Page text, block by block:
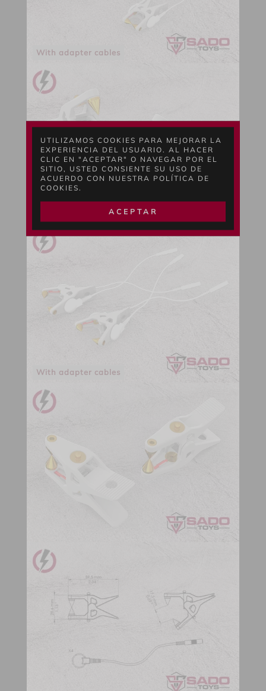
With adapter cables
With adapter cables
UTILIZAMOS COOKIES PARA MEJORAR LA
EXPERIENCIA DEL USUARIO. AL HACER
CLIC EN "ACEPTAR" O NAVEGAR POR EL
SITIO, USTED CONSIENTE SU USO DE
ACUERDO CON NUESTRA POLÍTICA DE
COOKIES.
ACEPTAR